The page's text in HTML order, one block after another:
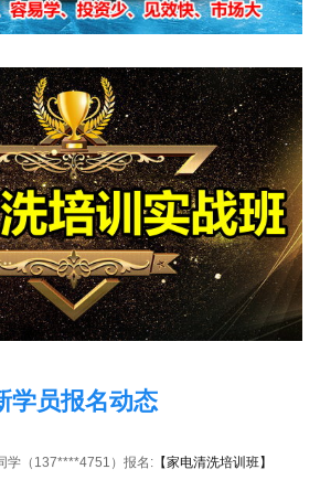
学员报名动态
学（150****2857）报名:【家电清洗培训班】
学（136****0449）报名:【家电清洗培训班】
学（138****4295）报名:【家电清洗培训班】
学（133****3260）报名:【家电清洗培训班】